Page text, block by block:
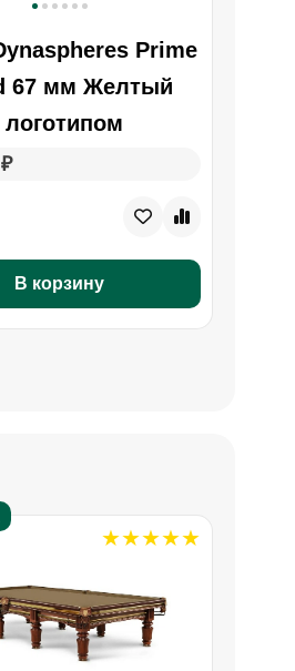
Prime
67 мм Желтый
логотипом
В корзину